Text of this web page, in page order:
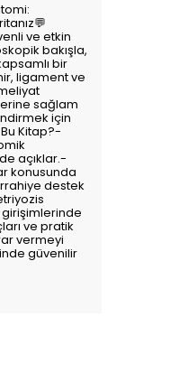
ve etkin
bakışla,
bir
ligament ve
sağlam
için
Kitap?-
açıklar.-
konusunda
destek
ve pratik
vermeyi
güvenilir